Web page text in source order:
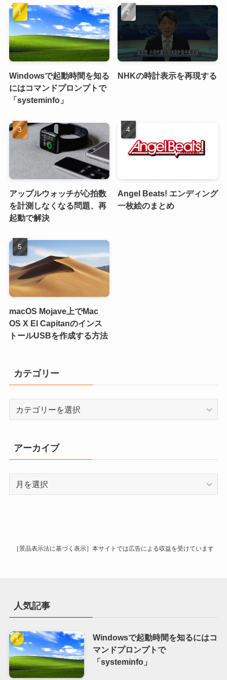
Windowsで起動時間を知る
にはコマンドプロンプトで
「systeminfo」
NHKの時計表示を再現する
アップルウォッチが心拍数
を計測しなくなる問題、再
起動で解決
Angel Beats! エンディング
一枚絵のまとめ
macOS Mojave上でMac
OS X El Capitanのインス
トールUSBを作成する方法
カテゴリー
リ
ー
アーカイブ
［景品表示法に基づく表示］本サイトでは広告による収益を受けています
人気記事
Windowsで起動時間を知るにはコ
マンドプロンプトで
「systeminfo」